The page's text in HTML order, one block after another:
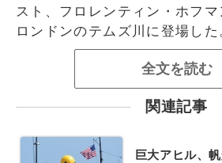
スト、フロレンティン・ホフ
ロンドンのテムズ川に登場した
全文を読む
関連記事
巨大アヒル、